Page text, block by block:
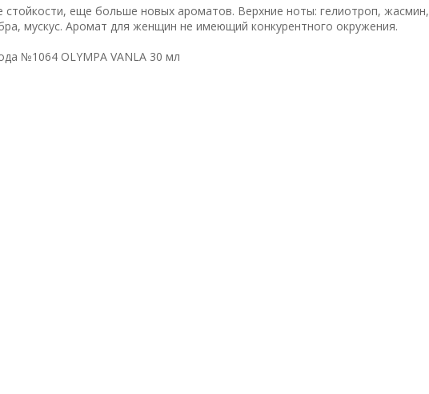
еще больше новых ароматов. Верхние ноты: гелиотроп, жасмин,
мускус. Аромат для женщин не имеющий конкурентного окружения.
№1064 OLYMPA VANLA 30 мл